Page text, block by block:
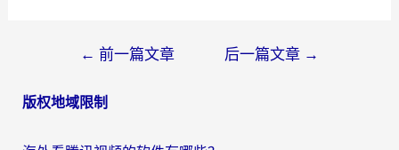
导
← 前一篇文章 后一篇文章 →
版权地域限制